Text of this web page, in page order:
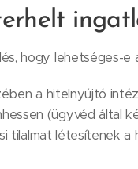
hogy lehetséges-e
a hitelnyújtó
(ügyvéd által
tilalmat létesítenek a